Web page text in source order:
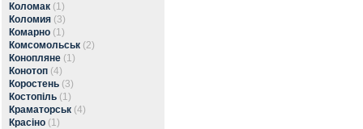
Коломак (1)
Коломия (3)
Комарно (1)
Комсомольськ (2)
Конопляне (1)
Конотоп (4)
Коростень (3)
Костопіль (1)
Краматорськ (4)
Красіно (1)